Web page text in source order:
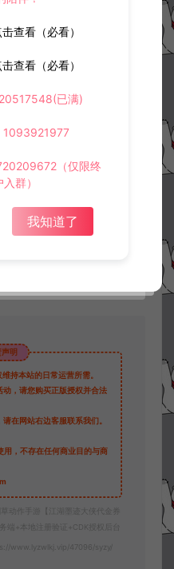
请先 登录
明
持本站的日常运营所需。
，请您购买正版授权并合法
在网站右边客服联系我们。
用，不存在任何商业目的与商
草动作手游【江湖墨迹大侠代金券
端+本地注册验证+CDK授权后台
www.lyzwlkj.vip/47096/syzy/
击查看（必看）
击查看（必看）
已满)
（仅限终
群）
我知道了